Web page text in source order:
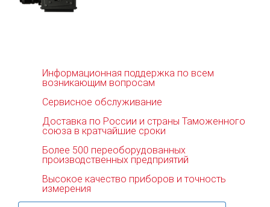
Информационная поддержка по всем
возникающим вопросам
Сервисное обслуживание
Доставка по России и страны Таможенного
союза в кратчайшие сроки
Более 500 переоборудованных
производственных предприятий
Высокое качество приборов и точность
измерения